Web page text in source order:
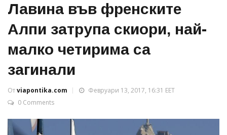
Лавина във френските
Алпи затрупа скиори, най-
малко четирима са
загинали
Отviapontika.com
Февруари 13, 2017, 16:31 EET
0 Comments